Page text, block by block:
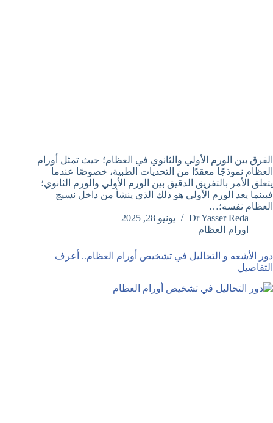
الفرق بين الورم الأولي والثانوي في العظام؛ حيث تمثل أورام
العظام نموذجًا معقدًا من التحديات الطبية، خصوصًا عندما
يتعلق الأمر بالتفريق الدقيق بين الورم الأولي والورم الثانوي؛
فبينما يعد الورم الأولي هو ذلك الذي ينشأ من داخل نسيج
العظام نفسه؛…
Dr Yasser Reda
يونيو 28, 2025
اورام العظام
دور الأشعه و التحاليل في تشخيص أورام العظام.. أعرف
التفاصيل